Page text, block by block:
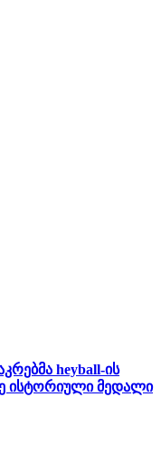
heyball-ის
ისტორიული მედალი